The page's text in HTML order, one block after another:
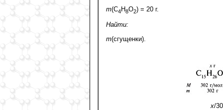
m(C4H8O2) = 20 г.
Найти:
m(сгущенки).
х/